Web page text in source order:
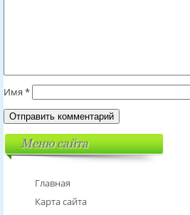
Имя *
Меню сайта
Главная
Карта сайта